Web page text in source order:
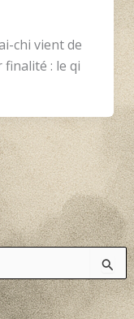
chi vient de
finalité : le qi